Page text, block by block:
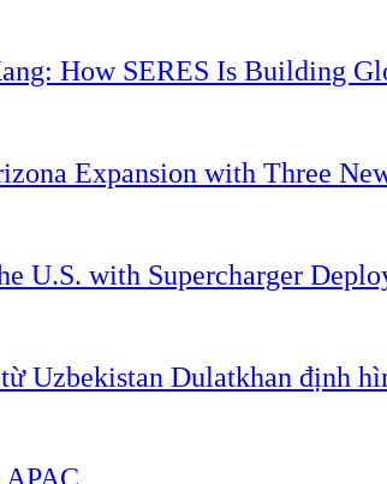
How SERES Is Building
Expansion with Three
U.S. with Supercharger
Uzbekistan Dulatkhan định